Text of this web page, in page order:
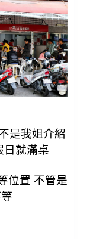
是我姐介紹
日就滿桌
位置 不管是